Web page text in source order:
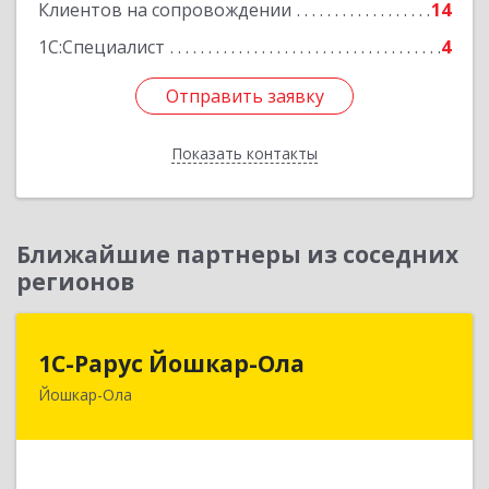
Клиентов на сопровождении
14
1С:Специалист
4
Отправить заявку
Показать контакты
Отправить заявку
Назад
Ближайшие партнеры из соседних
регионов
1С-Рарус Йошкар-Ола
Йошкар-Ола
424004, Марий Эл Респ, Йошкар-Ола г, Волкова